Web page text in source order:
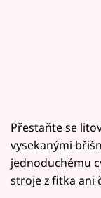
Přestaňte se
vysekanými
jednoduchému
stroje z fitka ani